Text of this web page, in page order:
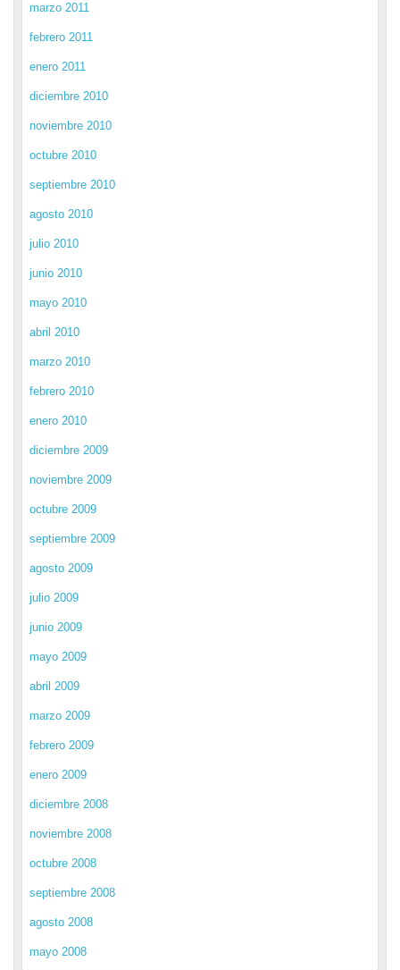
marzo 2011
febrero 2011
enero 2011
diciembre 2010
noviembre 2010
octubre 2010
septiembre 2010
agosto 2010
julio 2010
junio 2010
mayo 2010
abril 2010
marzo 2010
febrero 2010
enero 2010
diciembre 2009
noviembre 2009
octubre 2009
septiembre 2009
agosto 2009
julio 2009
junio 2009
mayo 2009
abril 2009
marzo 2009
febrero 2009
enero 2009
diciembre 2008
noviembre 2008
octubre 2008
septiembre 2008
agosto 2008
mayo 2008